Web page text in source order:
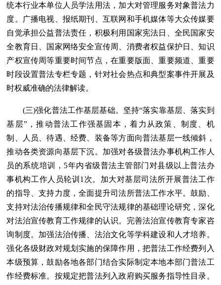
统本行业本单位人员学法用法，加大对管理服务对象普法力
度。广播电视、报纸期刊、互联网和手机媒体等大众传媒要
自觉承担公益普法责任，积极利用国家宪法日、全民国家安
全教育日、国家网络安全宣传周、消费者权益保护日、知识
产权宣传周等重要时间节点，在重要版面、重要频道、重要
时段设置普法专栏专题，针对社会热点和典型案事件开展及
时权威准确的法律解读。
(三)强化普法工作基层基础。坚持“落实靠基层、落实到
基层”，推动普法工作强基固本，着力从政策、制度、机
制、人员、待遇、经费、装备等方面向普法基层一线倾斜，
推动各类资源向基层下沉。加强对各级普法办事机构工作人
员的系统培训，5年内省级普法主管部门对县级以上普法办
事机构工作人员轮训1次。加大对基层司法所开展普法工作
的指导、支持力度，全面提升司法所普法工作水平。鼓励、
支持对法治传播规律和全民守法规律的基础理论研究，深化
对法治宣传教育工作规律的认识。完善法治宣传教育专家咨
询制度。加强法治传播、法治文化等学科建设和人才培养。
强化各级财政对规划实施的保障作用，把普法工作经费列入
本级预算，鼓励各地各部门结合实际制定本地本部门普法工
作经费标准。按规定把普法列入政府购买服务指导性目录。